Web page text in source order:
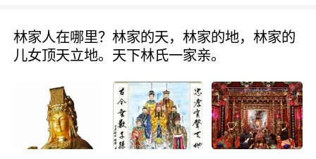
林家人在哪里？林家的天，林家的地，林家的
儿女顶天立地。天下林氏一家亲。